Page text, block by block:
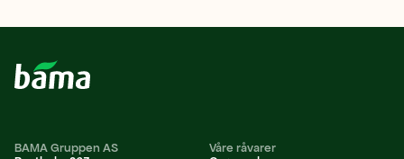
BAMA Gruppen AS
Våre råvarer